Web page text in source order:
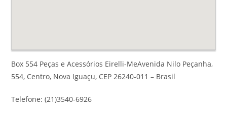
Box 554 Peças e Acessórios Eirelli-MeAvenida Nilo Peçanha,
554, Centro, Nova Iguaçu, CEP 26240-011 – Brasil
Telefone: (21)3540-6926